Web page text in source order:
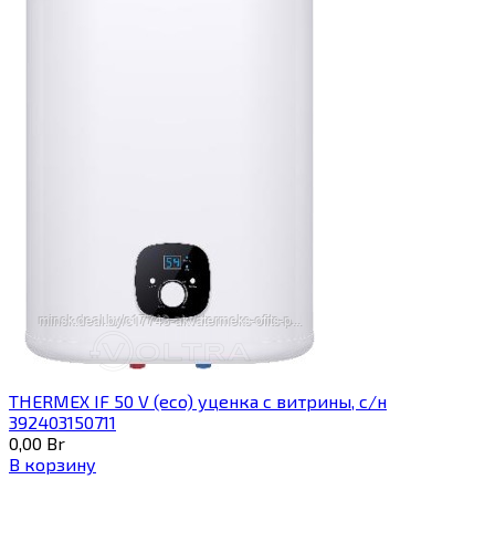
THERMEX IF 50 V (eco) уценка c витрины, с/н
392403150711
0,00 Br
В корзину